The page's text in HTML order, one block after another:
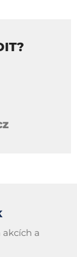
a